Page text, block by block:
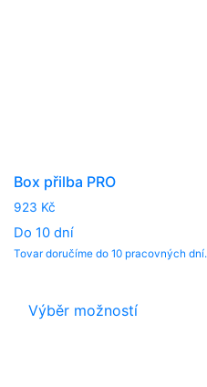
Box přilba PRO
923 Kč
Do 10 dní
Tovar doručíme do 10 pracovných dní.
Výběr možností